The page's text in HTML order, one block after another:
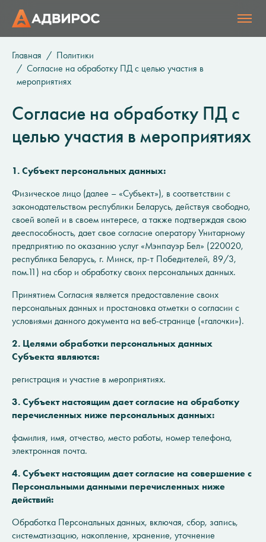
Главная
Политики
Согласие на обработку ПД с целью участия в
мероприятиях
Согласие на обработку ПД с
целью участия в мероприятиях
1. Субъект персональных данных:
Физическое лицо (далее – «Субъект»), в соответствии с
законодательством республики Беларусь, действуя свободно,
своей волей и в своем интересе, а также подтверждая свою
дееспособность, дает свое согласие оператору Унитарному
предприятию по оказанию услуг «Мэнпауэр Бел» (220020,
республика Беларусь, г. Минск, пр-т Победителей, 89/3,
пом.11) на сбор и обработку своих персональных данных.
Принятием Согласия является предоставление своих
персональных данных и простановка отметки о согласии с
условиями данного документа на веб-странице («галочки»).
2. Целями обработки персональных данных
Субъекта являются:
регистрация и участие в мероприятиях.
3. Субъект настоящим дает согласие на обработку
перечисленных ниже персональных данных:
фамилия, имя, отчество, место работы, номер телефона,
электронная почта.
4. Субъект настоящим дает согласие на совершение с
Персональными данными перечисленных ниже
действий:
Обработка Персональных данных, включая, сбор, запись,
систематизацию, накопление, хранение, уточнение